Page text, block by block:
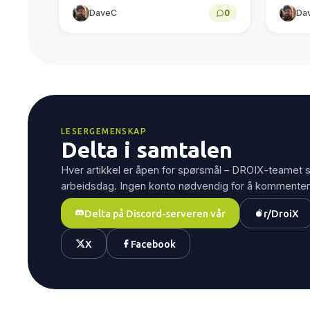
dual 2.5GbE in a compact Windows
DaveC 0
LESERGEMENSKAP
Delta i samtalen
Hver artikkel er åpen for spørsmål – DROIX-teamet
arbeidsdag. Ingen konto nødvendig for å
Delta på Discord-serveren vår r/DroiX
X Facebook